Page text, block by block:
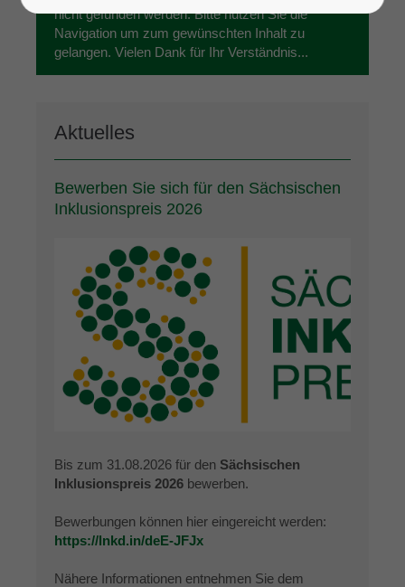
nicht gefunden werden. Bitte nutzen Sie die
Navigation um zum gewünschten Inhalt zu
gelangen. Vielen Dank für Ihr Verständnis...
Aktuelles
Bewerben Sie sich für den Sächsischen
Inklusionspreis 2026
Bis zum 31.08.2026 für den Sächsischen
Inklusionspreis 2026 bewerben.
Bewerbungen können hier eingereicht werden:
https://lnkd.in/deE-JFJx
Nähere Informationen entnehmen Sie dem